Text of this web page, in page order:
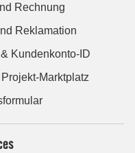
Rechnung
Reklamation
Kundenkonto-ID
Marktplatz